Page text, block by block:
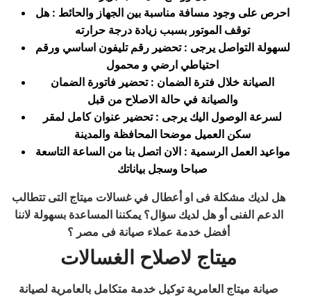
احرص على وجود مسافة مناسبة بين الجهاز والحائط : هل
توقف الموتور بسبب زيادة درجة حرارته
لسهولة التواصل يرجى : تحضير رقم تليفون اساسي ورقم
احتياطي ارضي و محمول
الصيانة خلال فترة الضمان : تحضير فاتورة الضمان
والصيانة في حالة الاصلاح من قبل
لسرعة الوصول اليك يرجى : تحضير عنوان كامل لمقر
سكن العميل موضحا المحافظة والمدينة
مواعيد العمل الرسمية : الان اتصل بنا من الساعة التاسعة
صباحا وسجل بياناتك
هل لديك مشكلة فى او أعطال في غسالات ميتاج التى تتطالب
الدعم الفنى أو هل لديك سؤال؟ يمكننا المساعدة بسهولة لاننا
أفضل خدمة عملاء صيانة فى مصر ؟
ميتاج لاصلاح الغسالات
صيانة ميتاج العامرية توكيل خدمة متكامل بالعامرية لصيانة